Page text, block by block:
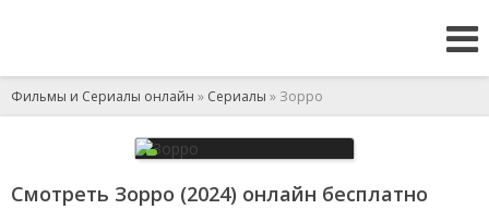
Фильмы и Сериалы онлайн » Сериалы » Зорро
Смотреть Зорро (2024) онлайн бесплатно